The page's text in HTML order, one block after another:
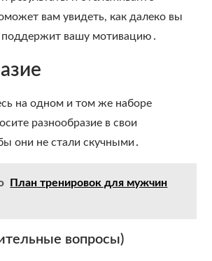
вам увидеть, как далеко вы
поддержит вашу мотивацию․
на одном и том же наборе
разнообразие в свои
они не стали скучными․
План тренировок для мужчин
вопросы)